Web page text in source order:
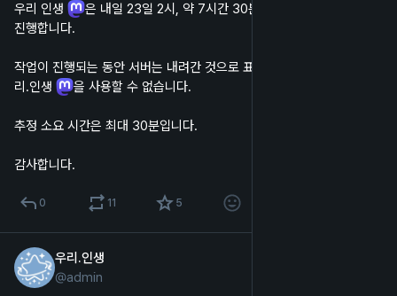
우리 인생
은 내일 23일 2시, 약 7시간 30분 후에 서버 업데이트를
진행합니다.
작업이 진행되는 동안 서버는 내려간 것으로 표시되며, 웹 및 앱에서 우
리.인생
을 사용할 수 없습니다.
추정 소요 시간은 최대 30분입니다.
감사합니다.
0 11 5
우리.인생
@admin